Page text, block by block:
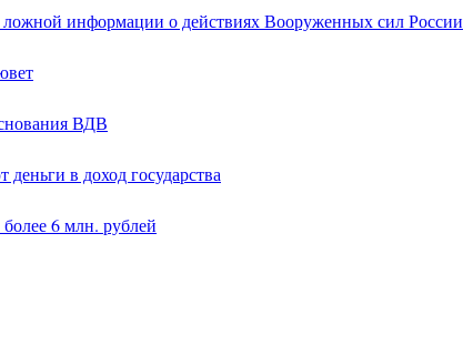
информации о действиях Вооруженных сил России
ВДВ
в доход государства
6 млн. рублей